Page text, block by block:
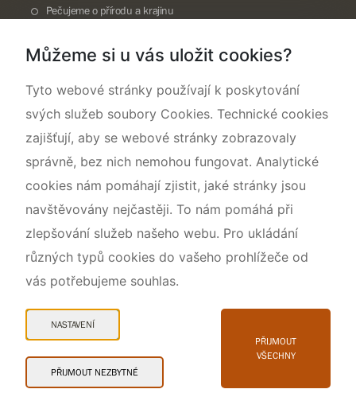
Pečujeme o přírodu a krajinu
O nás
Snadné čtení
© 2026 AOPK ČR
Můžeme si u vás uložit cookies?
Tyto webové stránky používají k poskytování
svých služeb soubory Cookies. Technické cookies
zajišťují, aby se webové stránky zobrazovaly
správně, bez nich nemohou fungovat. Analytické
cookies nám pomáhají zjistit, jaké stránky jsou
navštěvovány nejčastěji. To nám pomáhá při
zlepšování služeb našeho webu. Pro ukládání
různých typů cookies do vašeho prohlížeče od
vás potřebujeme souhlas.
NASTAVENÍ
PŘIJMOUT NEZBYTNÉ
PŘIJMOUT
VŠECHNY